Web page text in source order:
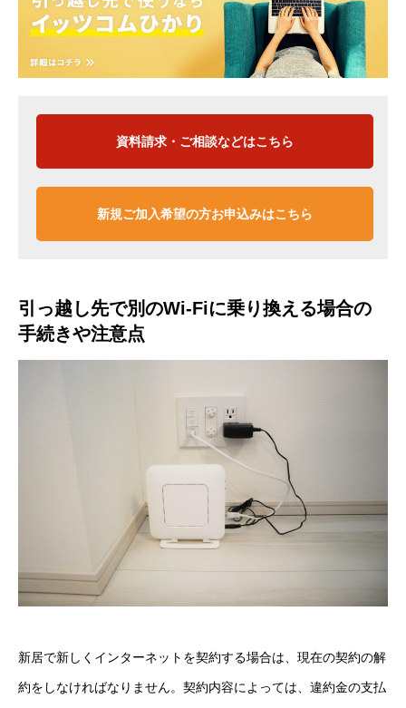
資料請求・ご相談などはこちら
新規ご加入希望の方お申込みはこちら
引っ越し先で別のWi-Fiに乗り換える場合の
手続きや注意点
新居で新しくインターネットを契約する場合は、現在の契約の解
約をしなければなりません。契約内容によっては、違約金の支払